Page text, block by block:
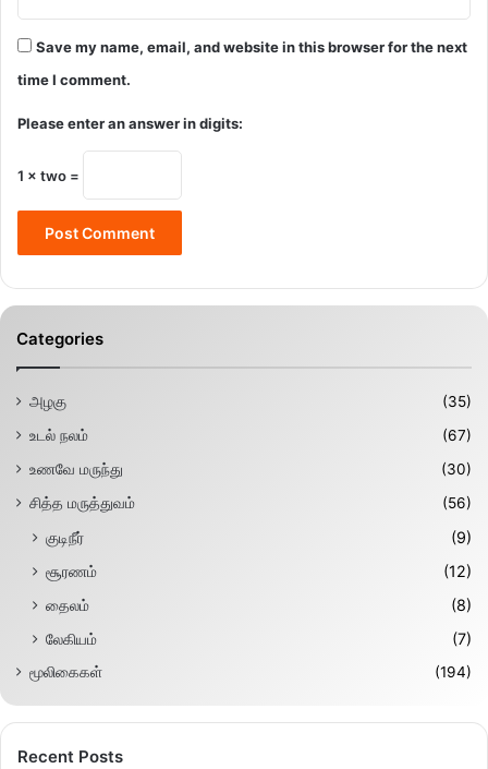
Save my name, email, and website in this browser for the next
time I comment.
Please enter an answer in digits:
1 × two =
Categories
அழகு
(35)
உடல் நலம்
(67)
உணவே மருந்து
(30)
சித்த மருத்துவம்
(56)
குடிநீர்
(9)
சூரணம்
(12)
தைலம்
(8)
லேகியம்
(7)
மூலிகைகள் (194)
Recent Posts